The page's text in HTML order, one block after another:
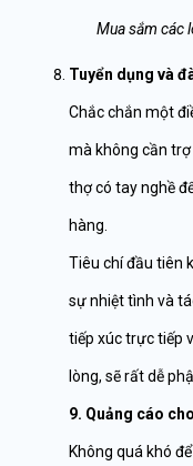
Mua sắm các
Tuyển dụng và
Chắc chắn một
mà không cần
thợ có tay nghề
hàng.
Tiêu chí đầu tiên
sự nhiệt tình và
tiếp xúc trực tiếp
lòng, sẽ rất dễ
9. Quảng cáo
Không quá khó